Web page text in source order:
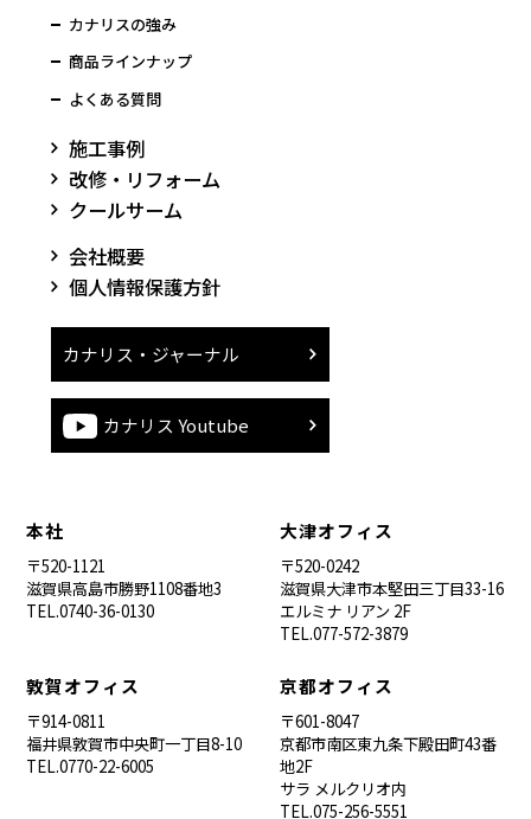
カナリスの強み
商品ラインナップ
よくある質問
施工事例
改修・リフォーム
クールサーム
会社概要
個人情報保護方針
カナリス・ジャーナル
カナリス Youtube
本社
〒520-1121
滋賀県高島市勝野1108番地3
TEL.0740-36-0130
大津オフィス
〒520-0242
滋賀県大津市本堅田三丁目33-16
エルミナ リアン 2F
TEL.077-572-3879
敦賀オフィス
〒914-0811
福井県敦賀市中央町一丁目8-10
TEL.0770-22-6005
京都オフィス
〒601-8047
京都市南区東九条下殿田町43番
地2F
サラ メルクリオ内
TEL.075-256-5551